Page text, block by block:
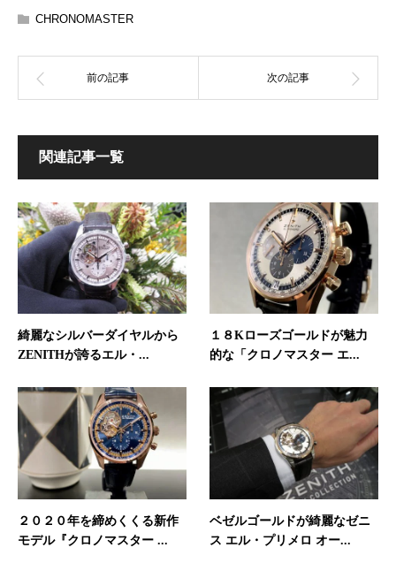
CHRONOMASTER
関連記事一覧
綺麗なシルバーダイヤルから
ZENITHが誇るエル・...
１８Kローズゴールドが魅力
的な「クロノマスター エ...
２０２０年を締めくくる新作
モデル『クロノマスター ...
ベゼルゴールドが綺麗なゼニ
ス エル・プリメロ オー...